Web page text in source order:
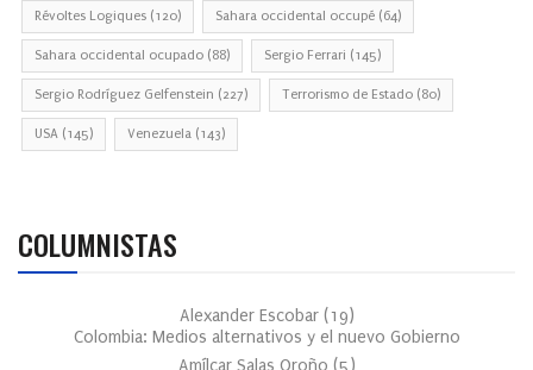
Révoltes Logiques (120) Sahara occidental occupé (64)
Sahara occidental ocupado (88) Sergio Ferrari (145)
Sergio Rodríguez Gelfenstein (227) Terrorismo de Estado (80)
USA (145) Venezuela (143)
COLUMNISTAS
Alexander Escobar (19)
Colombia: Medios alternativos y el nuevo Gobierno
Amílcar Salas Oroño (5)